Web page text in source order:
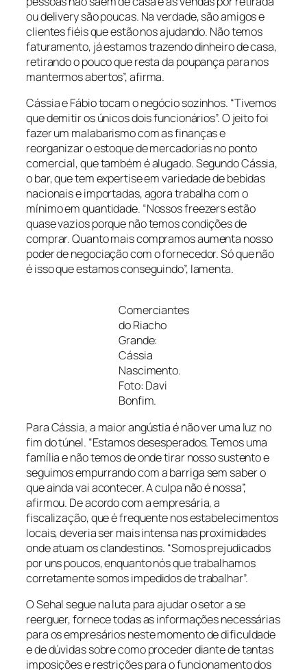
ou delivery são poucas. Na verdade, são amigos e
clientes fiéis que estão nos ajudando. Não temos
faturamento, já estamos trazendo dinheiro de casa,
retirando o pouco que resta da poupança para nos
mantermos abertos”, afirma.
Cássia e Fábio tocam o negócio sozinhos. “Tivemos
que demitir os únicos dois funcionários”. O jeito foi
fazer um malabarismo com as finanças e
reorganizar o estoque de mercadorias no ponto
comercial, que também é alugado. Segundo Cássia,
o bar, que tem expertise em variedade de bebidas
nacionais e importadas, agora trabalha com o
mínimo em quantidade. “Nossos freezers estão
quase vazios porque não temos condições de
comprar. Quanto mais compramos aumenta nosso
poder de negociação com o fornecedor. Só que não
é isso que estamos conseguindo”, lamenta.
Comerciantes
do Riacho
Grande:
Cássia
Nascimento.
Foto: Davi
Bonfim.
Para Cássia, a maior angústia é não ver uma luz no
fim do túnel. “Estamos desesperados. Temos uma
família e não temos de onde tirar nosso sustento e
seguimos empurrando com a barriga sem saber o
que ainda vai acontecer. A culpa não é nossa”,
afirmou. De acordo com a empresária, a
fiscalização, que é frequente nos estabelecimentos
locais, deveria ser mais intensa nas proximidades
onde atuam os clandestinos. “Somos prejudicados
por uns poucos, enquanto nós que trabalhamos
corretamente somos impedidos de trabalhar”.
O Sehal segue na luta para ajudar o setor a se
reerguer, fornece todas as informações necessárias
para os empresários neste momento de dificuldade
e de dúvidas sobre como proceder diante de tantas
imposições e restrições para o funcionamento dos